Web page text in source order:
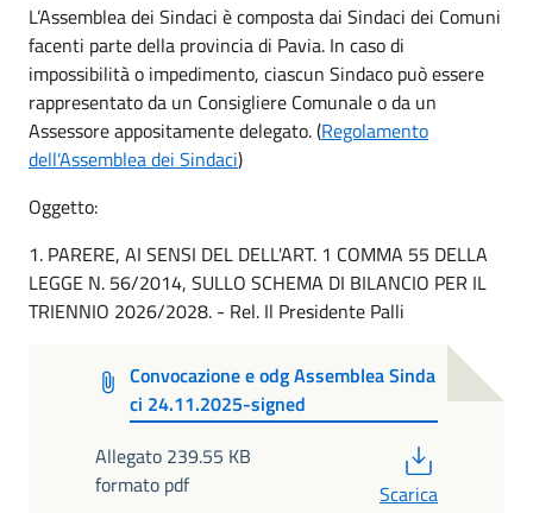
L’Assemblea dei Sindaci è composta dai Sindaci dei Comuni
facenti parte della provincia di Pavia. In caso di
impossibilità o impedimento, ciascun Sindaco può essere
rappresentato da un Consigliere Comunale o da un
Assessore appositamente delegato. (Regolamento
dell'Assemblea dei Sindaci)
Oggetto:
1. PARERE, AI SENSI DEL DELL'ART. 1 COMMA 55 DELLA
LEGGE N. 56/2014, SULLO SCHEMA DI BILANCIO PER IL
TRIENNIO 2026/2028. - Rel. Il Presidente Palli
Convocazione e odg Assemblea Sinda
ci 24.11.2025-signed
Allegato 239.55 KB
formato pdf
Scarica